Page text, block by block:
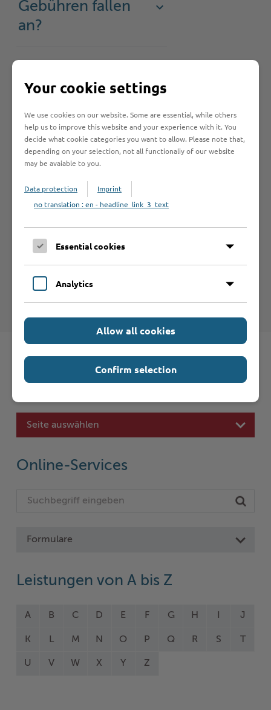
Gebühren fallen
an?
Was sollte ich
noch wissen?
Hilfe & Kontakt:
Kreis Stormarn - Führerscheinstelle
Seite auswählen
Online-Services
Formulare
Leistungen von A bis Z
A B C D E F G H I J
K L M N O P Q R S
U V W X Y Z
Your cookie settings
We use cookies on our website. Some are essential, while others
help us to improve this website and your experience with it. You
decide what cookie categories you want to allow. Please note that,
depending on your selection, not all functionaliy of our website
may be avaiable to you.
Data protection
Imprint
no translation : en - headline_link_3_text
Essential cookies
Analytics
Allow all cookies
Confirm selection